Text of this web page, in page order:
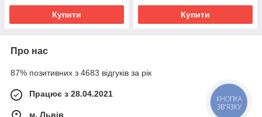
Купити Купити
Про нас
87% позитивних з 4683 відгуків за рік
Працює з 28.04.2021
м. Львів
КНОПКА
ЗВ'ЯЗКУ